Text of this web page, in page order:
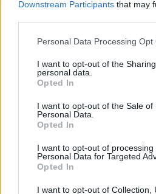
Downstream Participants that may
Personal Data Processing Opt
I want to opt-out of the
personal data.
Opted In
I want to opt-out of the Sale of
Personal Data.
Opted In
I want to opt-out of processing
Personal Data for Targeted
Opted In
I want to opt-out of Collection,
Publicidad